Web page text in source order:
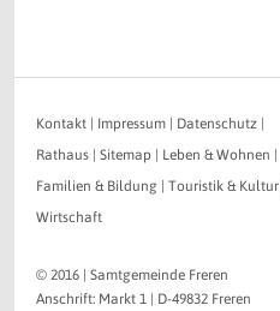
Kontakt Impressum Datenschutz
Rathaus
Sitemap Leben & Wohnen
Familien & Bildung
Touristik & Kultur
Wirtschaft
© 2016 | Samtgemeinde Freren
Anschrift: Markt 1 | D-49832 Freren